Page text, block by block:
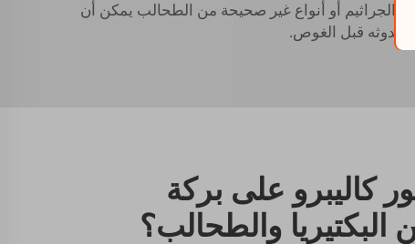
الجراثيم أو أنواع غير صحيحة من الطحالب يمكن أن
حدوثه قبل الغوص.
كاليبرو على بركة
البكتيريا والطحالب؟